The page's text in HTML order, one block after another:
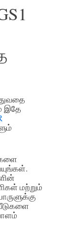
இதே
மற்றும்